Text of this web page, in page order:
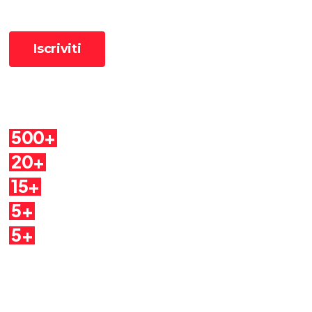
500+
20+
15+
5+
5+